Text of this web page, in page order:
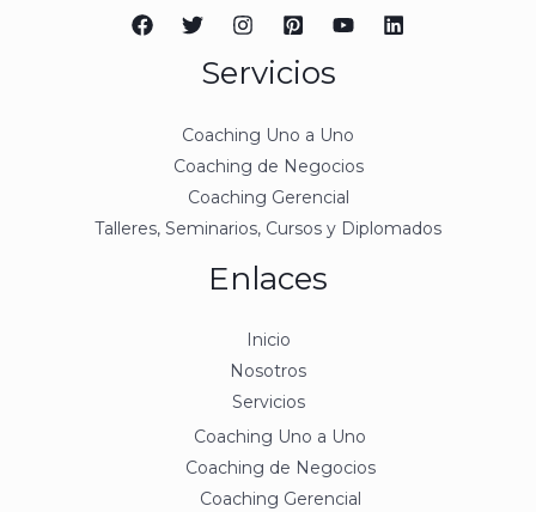
Servicios
Coaching Uno a Uno
Coaching de Negocios
Coaching Gerencial
Talleres, Seminarios, Cursos y Diplomados
Enlaces
Inicio
Nosotros
Servicios
Coaching Uno a Uno
Coaching de Negocios
Coaching Gerencial